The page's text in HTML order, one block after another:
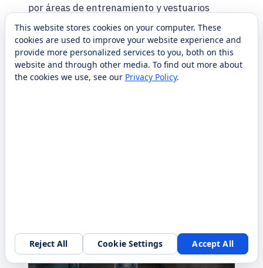
por áreas de entrenamiento y vestuarios
concurridos, liberando al personal para que
pueda centrarse en la asistencia
personalizada a los miembros. Al introducir
eficiencia automatizada y un toque de estilo
This website stores cookies on your computer. These
cookies are used to improve your website experience and
provide more personalized services to you, both on this
website and through other media. To find out more about
the cookies we use, see our Privacy Policy.
Reject All Cookie Settings Accept All